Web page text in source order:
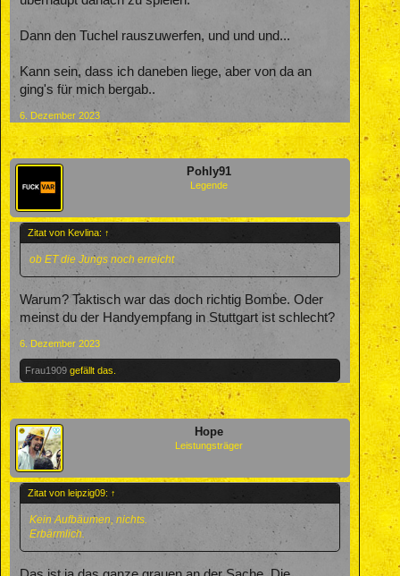
Dann den Tuchel rauszuwerfen, und und und...
Kann sein, dass ich daneben liege, aber von da an
ging's für mich bergab..
6. Dezember 2023
Pohly91
Legende
Zitat von Kevlina: ↑
ob ET die Jungs noch erreicht
Warum? Taktisch war das doch richtig Bombe. Oder
meinst du der Handyempfang in Stuttgart ist schlecht?
6. Dezember 2023
Frau1909 gefällt das.
Hope
Leistungsträger
Zitat von leipzig09: ↑
Kein Aufbäumen, nichts.
Erbärmlich.